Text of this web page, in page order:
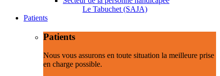
Le Tabuchet (SAJA)
Patients
Patients
Nous vous assurons en toute situation la meilleure prise
en charge possible.